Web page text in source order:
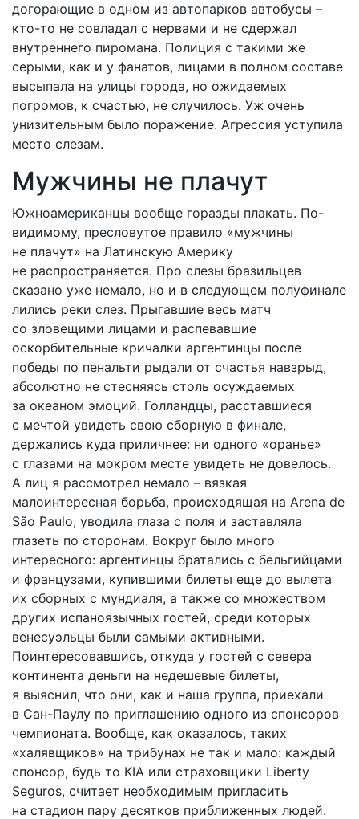
догорающие в одном из автопарков автобусы –
кто-то не совладал с нервами и не сдержал
внутреннего пиромана. Полиция с такими же
серыми, как и у фанатов, лицами в полном составе
высыпала на улицы города, но ожидаемых
погромов, к счастью, не случилось. Уж очень
унизительным было поражение. Агрессия уступила
место слезам.
Мужчины не плачут
Южноамериканцы вообще горазды плакать. По-
видимому, пресловутое правило «мужчины
не плачут» на Латинскую Америку
не распространяется. Про слезы бразильцев
сказано уже немало, но и в следующем полуфинале
лились реки слез. Прыгавшие весь матч
со зловещими лицами и распевавшие
оскорбительные кричалки аргентинцы после
победы по пенальти рыдали от счастья навзрыд,
абсолютно не стесняясь столь осуждаемых
за океаном эмоций. Голландцы, расставшиеся
с мечтой увидеть свою сборную в финале,
держались куда приличнее: ни одного «оранье»
с глазами на мокром месте увидеть не довелось.
А лиц я рассмотрел немало – вязкая
малоинтересная борьба, происходящая на Arena de
São Paulo, уводила глаза с поля и заставляла
глазеть по сторонам. Вокруг было много
интересного: аргентинцы братались с бельгийцами
и французами, купившими билеты еще до вылета
их сборных с мундиаля, а также со множеством
других испаноязычных гостей, среди которых
венесуэльцы были самыми активными.
Поинтересовавшись, откуда у гостей с севера
континента деньги на недешевые билеты,
я выяснил, что они, как и наша группа, приехали
в Сан-Паулу по приглашению одного из спонсоров
чемпионата. Вообще, как оказалось, таких
«халявщиков» на трибунах не так и мало: каждый
спонсор, будь то KIA или страховщики Liberty
Seguros, считает необходимым пригласить
на стадион пару десятков приближенных людей.